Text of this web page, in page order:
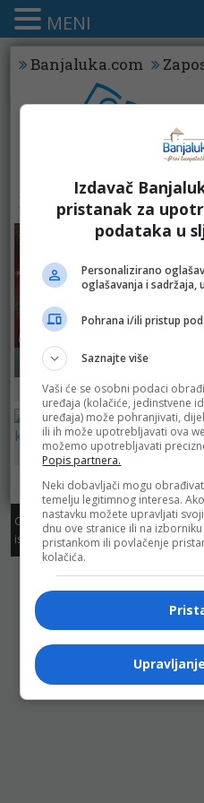
Banjaluka.com
KATALOZI - KOFERI
Merkator
Centrum
Copyright. Sva prava zadržana.
isključivo uz navođenje linka prema
MENI
Izdavač
pristanak za
podataka u
Personalizirano
oglašavanja i sadržaja,
Pohrana i/ili pristup
Saznajte više
Vaši će se osobni podaci
uređaja (kolačiće, jedinstvene
uređaja) može pohranjivati,
ili ih može upotrebljavati ova
možemo upotrebljavati
Popis partnera.
Neki dobavljači mogu
temelju legitimnog interesa.
nastavku možete upravljati
dnu ove stranice ili na
pristankom ili povlačenje
kolačića.